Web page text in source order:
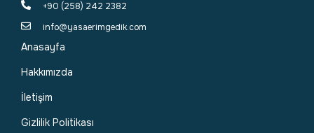
+90 (258) 242 2382
info@yasaerimgedik.com
Anasayfa
Hakkımızda
İletişim
Gizlilik Politikası